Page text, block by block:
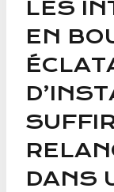
LES
EN
DANS